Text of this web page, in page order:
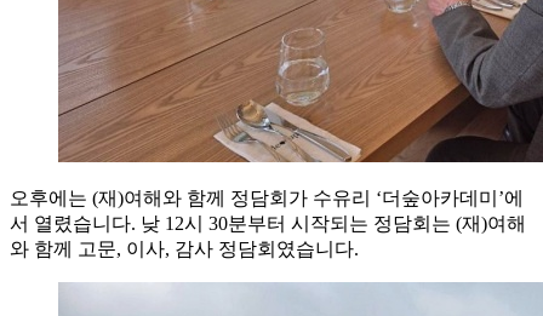
오후에는 (재)여해와 함께 정담회가 수유리 ‘더숲아카데미’에
서 열렸습니다. 낮 12시 30분부터 시작되는 정담회는 (재)여해
와 함께 고문, 이사, 감사 정담회였습니다.